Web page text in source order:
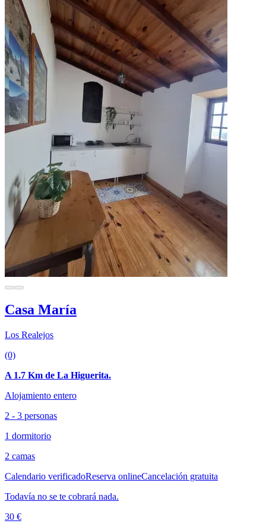
Casa María
Los Realejos
(0)
A 1.7 Km de La Higuerita.
Alojamiento entero
2 - 3 personas
1 dormitorio
2 camas
Calendario verificadoReserva onlineCancelación gratuita
Todavía no se te cobrará nada.
30 €